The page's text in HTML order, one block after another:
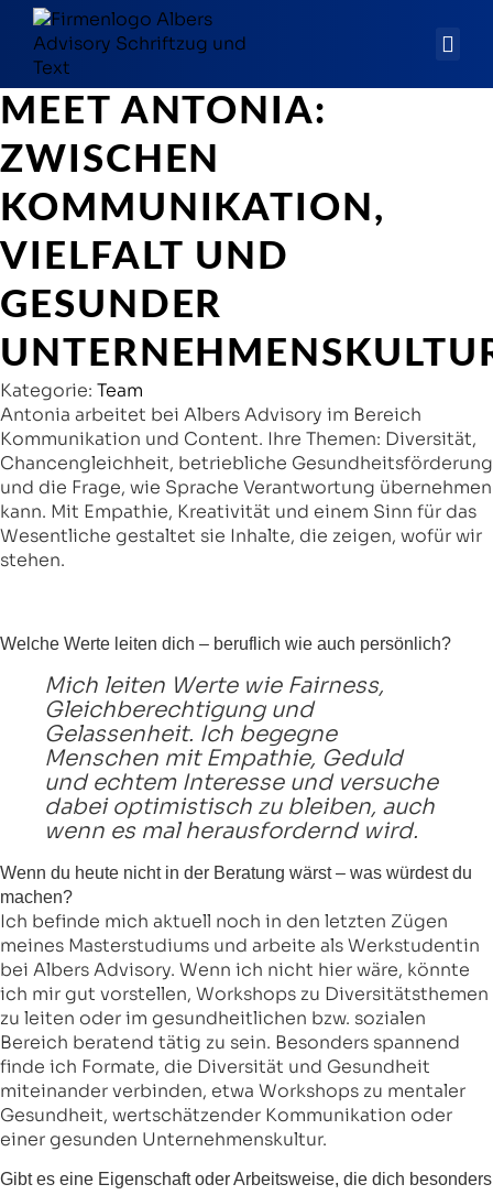
MEET ANTONIA:
ZWISCHEN
KOMMUNIKATION,
VIELFALT UND
GESUNDER
Kategorie: Team
Antonia arbeitet bei Albers Advisory im Bereich
Kommunikation und Content. Ihre Themen: Diversität,
Chancengleichheit, betriebliche Gesundheitsförderung
und die Frage, wie Sprache Verantwortung übernehmen
kann. Mit Empathie, Kreativität und einem Sinn für das
Wesentliche gestaltet sie Inhalte, die zeigen, wofür wir
stehen.
Welche Werte leiten dich – beruflich wie auch persönlich?
Mich leiten Werte wie Fairness,
Gleichberechtigung und
Gelassenheit. Ich begegne
Menschen mit Empathie, Geduld
und echtem Interesse und versuche
dabei optimistisch zu bleiben, auch
wenn es mal herausfordernd wird.
Wenn du heute nicht in der Beratung wärst – was würdest du
machen?
Ich befinde mich aktuell noch in den letzten Zügen
meines Masterstudiums und arbeite als Werkstudentin
bei Albers Advisory. Wenn ich nicht hier wäre, könnte
ich mir gut vorstellen, Workshops zu Diversitätsthemen
zu leiten oder im gesundheitlichen bzw. sozialen
Bereich beratend tätig zu sein. Besonders spannend
finde ich Formate, die Diversität und Gesundheit
miteinander verbinden, etwa Workshops zu mentaler
Gesundheit, wertschätzender Kommunikation oder
einer gesunden Unternehmenskultur.
Gibt es eine Eigenschaft oder Arbeitsweise, die dich besonders